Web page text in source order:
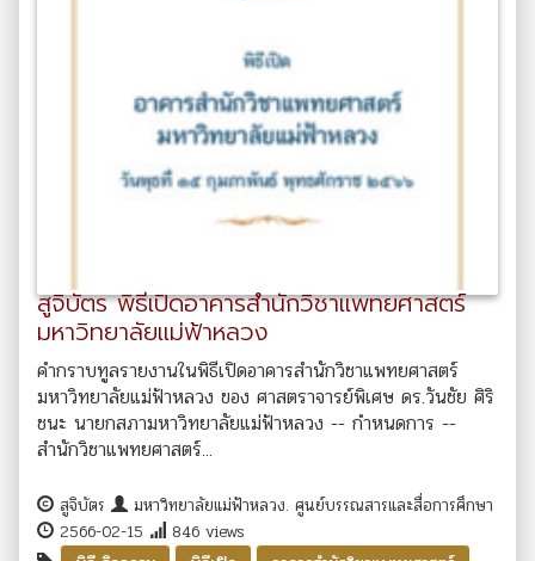
สูจิบัตร พิธีเปิดอาคารสำนักวิชาแพทยศาสตร์
มหาวิทยาลัยแม่ฟ้าหลวง
คำกราบทูลรายงานในพิธีเปิดอาคารสำนักวิชาแพทยศาสตร์
มหาวิทยาลัยแม่ฟ้าหลวง ของ ศาสตราจารย์พิเศษ ดร.วันชัย ศิริ
ชนะ นายกสภามหาวิทยาลัยแม่ฟ้าหลวง -- กำหนดการ --
สำนักวิชาแพทยศาสตร์...
สูจิบัตร
มหาวิทยาลัยแม่ฟ้าหลวง. ศูนย์บรรณสารและสื่อการศึกษา
2566-02-15
846 views